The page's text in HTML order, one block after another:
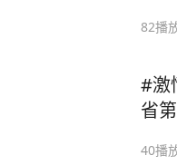
82播
#激情省运
40播